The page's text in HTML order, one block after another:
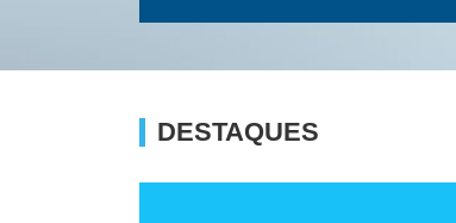
DESTAQUES